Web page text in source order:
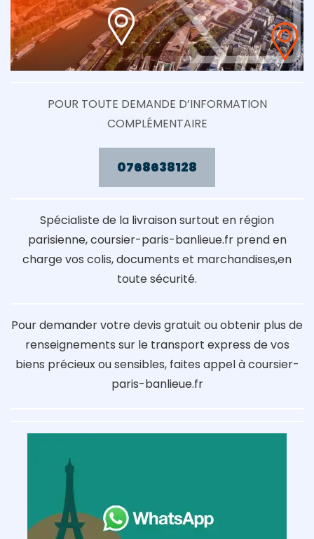
POUR TOUTE DEMANDE D’INFORMATION
COMPLÉMENTAIRE
0768638128
Spécialiste de la livraison surtout en région
parisienne, coursier-paris-banlieue.fr prend en
charge vos colis, documents et marchandises,en
toute sécurité.
Pour demander votre devis gratuit ou obtenir plus de
renseignements sur le transport express de vos
biens précieux ou sensibles, faites appel à coursier-
paris-banlieue.fr